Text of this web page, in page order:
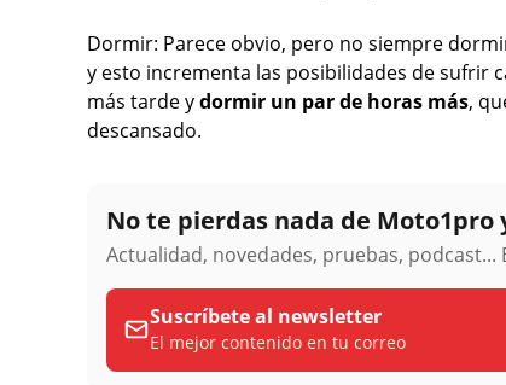
Dormir: Parece obvio, pero no siempre
y esto incrementa las posibilidades de sufrir
más tarde ydormir un par de horas más,
descansado.
No te pierdas nada de Moto1pro
Actualidad, novedades, pruebas,
Suscríbete al newsletter
El mejor contenido en tu correo